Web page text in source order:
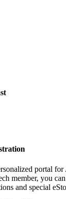
portal
member, you
and special